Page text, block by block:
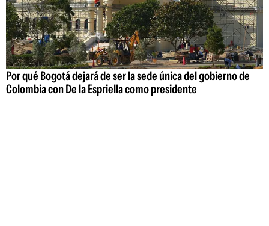
Por qué Bogotá dejará de ser la sede única del gobierno de
Colombia con De la Espriella como presidente